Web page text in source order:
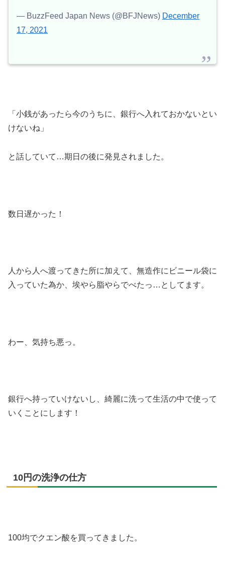
— BuzzFeed Japan News (@BFJNews) December
17, 2021
「小銭があったら今のうちに、銀行へ入れておかないとい
けないね」
と話していて…期日の後に発見されました。
数日遅かった！
人から人へ渡ってきた所に加えて、無造作にビニール袋に
入っていた為か、埃やら脂やらでべたっ…としてます。
わー、気持ち悪っ。
銀行へ持っていけないし、綺麗に洗って生活の中で使って
いくことにします！
10円の洗浄の仕方
100均でクエン酸を買ってきました。